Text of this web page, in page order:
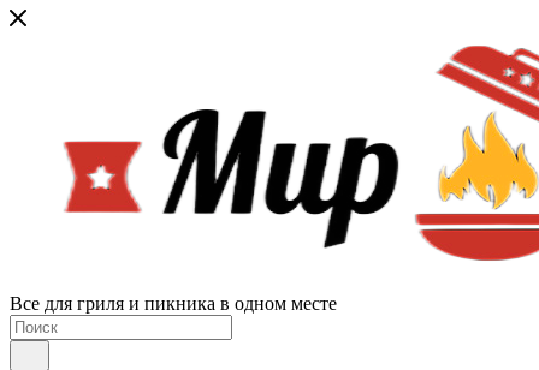
Все для гриля и пикника в одном месте